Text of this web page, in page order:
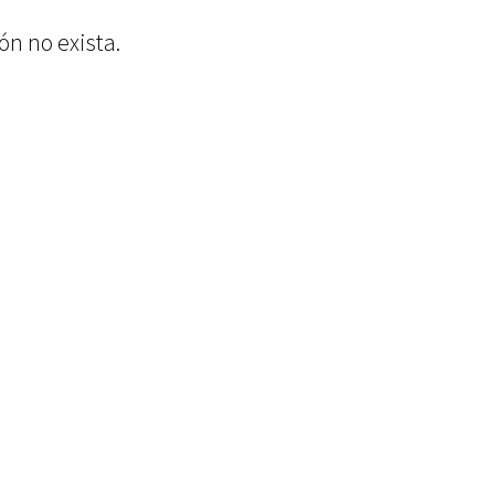
no exista.